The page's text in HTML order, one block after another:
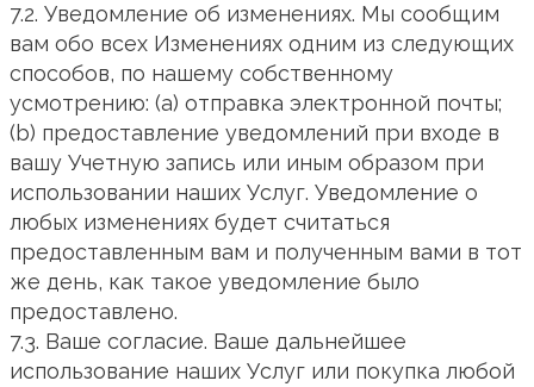
7.2. Уведомление об изменениях. Мы сообщим
вам обо всех Изменениях одним из следующих
способов, по нашему собственному
усмотрению: (a) отправка электронной почты;
(b) предоставление уведомлений при входе в
вашу Учетную запись или иным образом при
использовании наших Услуг. Уведомление о
любых изменениях будет считаться
предоставленным вам и полученным вами в тот
же день, как такое уведомление было
предоставлено.
7.3. Ваше согласие. Ваше дальнейшее
использование наших Услуг или покупка любой